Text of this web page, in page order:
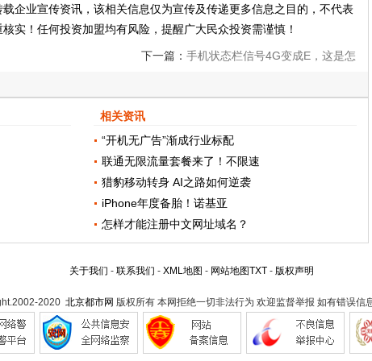
企业宣传资讯，该相关信息仅为宣传及传递更多信息之目的，不代表
实！任何投资加盟均有风险，提醒广大民众投资需谨慎！
下一篇： 手机状态栏信号4G变成E，这是怎
相关资讯
“开机无广告”渐成行业标配
联通无限流量套餐来了！不限速
猎豹移动转身 AI之路如何逆袭
iPhone年度备胎！诺基亚
怎样才能注册中文网址域名？
关于我们 - 联系我们 - XML地图 - 网站地图TXT- 版权声明
2020 北京都市网 版权所有 本网拒绝一切非法行为 欢迎监督举报 如有错误信